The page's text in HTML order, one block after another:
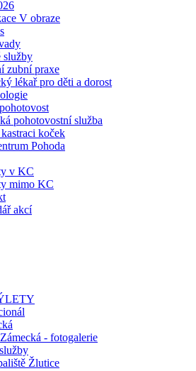
V obraze
služby
zubní praxe
lékař pro děti a dorost
pohotovostní služba
koček
Pohoda
v KC
mimo KC
akcí
- fotogalerie
Žlutice